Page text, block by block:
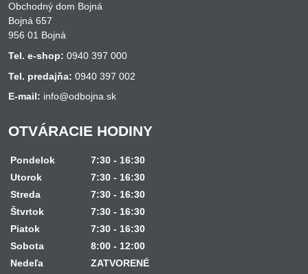
Obchodný dom Bojná
Bojná 657
956 01 Bojná
Tel. e-shop: 0940 397 000
Tel. predajňa: 0940 397 002
E-mail: info@odbojna.sk
OTVÁRACIE HODINY
Pondelok
7:30 - 16:30
Utorok
7:30 - 16:30
Streda
7:30 - 16:30
Štvrtok
7:30 - 16:30
Piatok
7:30 - 16:30
Sobota
8:00 - 12:00
Nedeľa
ZATVORENÉ